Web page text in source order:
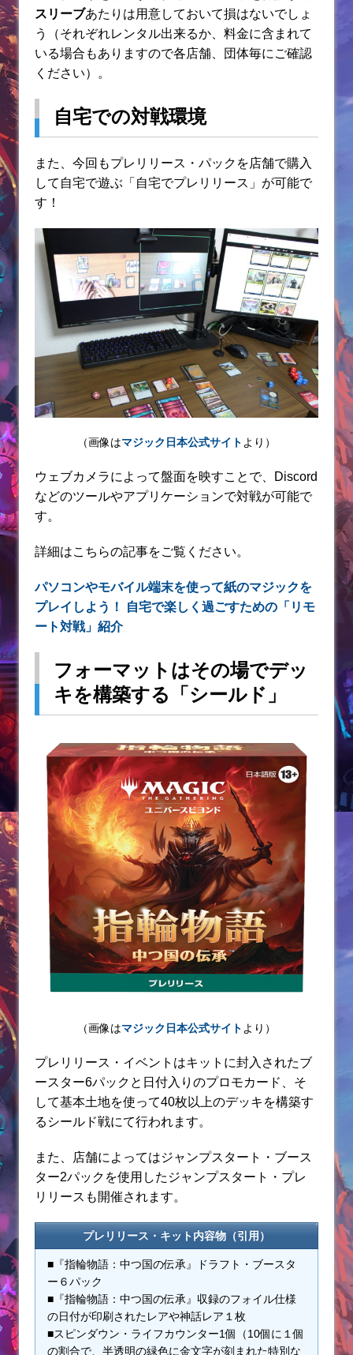
スリーブあたりは用意しておいて損はないでしょ
う（それぞれレンタル出来るか、料金に含まれて
いる場合もありますので各店舗、団体毎にご確認
ください）。
自宅での対戦環境
また、今回もプレリリース・パックを店舗で購入
して自宅で遊ぶ「自宅でプレリリース」が可能で
す！
（画像はマジック日本公式サイトより）
ウェブカメラによって盤面を映すことで、Discord
などのツールやアプリケーションで対戦が可能で
す。
詳細はこちらの記事をご覧ください。
パソコンやモバイル端末を使って紙のマジックを
プレイしよう！ 自宅で楽しく過ごすための「リモ
ート対戦」紹介
フォーマットはその場でデッ
キを構築する「シールド」
（画像はマジック日本公式サイト より）
プレリリース・イベントはキットに封入されたブ
ースター6パックと日付入りのプロモカード、そ
して基本土地を使って40枚以上のデッキを構築す
るシールド戦にて行われます。
また、店舗によってはジャンプスタート・ブース
ター2パックを使用したジャンプスタート・プレ
リリースも開催されます。
プレリリース・キット内容物（引用）
■『指輪物語：中つ国の伝承』ドラフト・ブースタ
ー６パック
■『指輪物語：中つ国の伝承』収録のフォイル仕様
の日付が印刷されたレアや神話レア１枚
■スピンダウン・ライフカウンター1個（10個に１個
の割合で、半透明の緑色に金文字が刻まれた特別な